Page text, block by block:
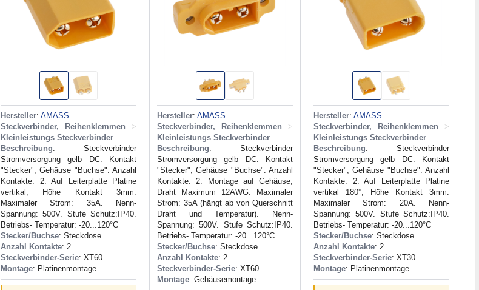
Hersteller: AMASS
Steckverbinder, Reihenklemmen
>
Kleinleistungs Steckverbinder
Beschreibung: Steckverbinder
Stromversorgung gelb DC. Kontakt
"Stecker", Gehäuse "Buchse". Anzahl
Kontakte: 2. Auf Leiterplatte Platine
vertikal, Höhe Kontakt 3mm.
Maximaler Strom: 35A. Nenn-
Spannung: 500V. Stufe Schutz:IP40.
Betriebs- Temperatur: -20...120°C
Stecker/Buchse: Steckdose
Anzahl Kontakte: 2
Steckverbinder-Serie: XT60
Montage: Platinenmontage
Hersteller: AMASS
Steckverbinder, Reihenklemmen
>
Kleinleistungs Steckverbinder
Beschreibung: Steckverbinder
Stromversorgung gelb DC. Kontakt
"Stecker", Gehäuse "Buchse". Anzahl
Kontakte: 2. Montage auf Gehäuse,
Draht Maximum 12AWG. Maximaler
Strom: 35A (hängt ab von Querschnitt
Draht und Temperatur). Nenn-
Spannung: 500V. Stufe Schutz:IP40.
Betriebs- Temperatur: -20...120°C
Stecker/Buchse: Steckdose
Anzahl Kontakte: 2
Steckverbinder-Serie: XT60
Montage: Gehäusemontage
Hersteller: AMASS
Steckverbinder, Reihenklemmen
>
Kleinleistungs Steckverbinder
Beschreibung: Steckverbinder
Stromversorgung gelb DC. Kontakt
"Stecker", Gehäuse "Buchse". Anzahl
Kontakte: 2. Auf Leiterplatte Platine
vertikal 180°, Höhe Kontakt 3mm.
Maximaler Strom: 20A. Nenn-
Spannung: 500V. Stufe Schutz:IP40.
Betriebs- Temperatur: -20...120°C
Stecker/Buchse: Steckdose
Anzahl Kontakte: 2
Steckverbinder-Serie: XT30
Montage: Platinenmontage